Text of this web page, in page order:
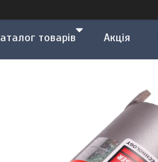
товарів Акція